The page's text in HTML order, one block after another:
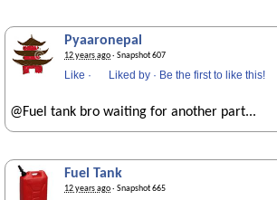
Pyaaronepal
12 years ago· Snapshot 607
Like · Liked by · Be the first to like this!
@Fuel tank bro waiting for another part...
Fuel Tank
12 years ago· Snapshot 665